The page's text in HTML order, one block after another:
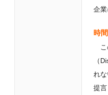
企
時
こ
（
れ
提